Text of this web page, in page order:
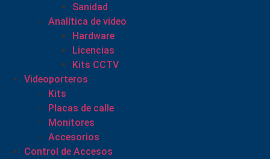
Sanidad
Analítica de video
Hardware
Licencias
Kits CCTV
Videoporteros
Kits
Placas de calle
Monitores
Accesorios
Control de Accesos